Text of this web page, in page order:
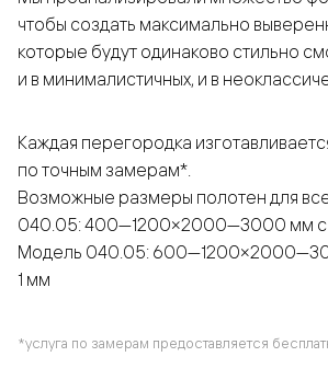
чтобы создать максимально
которые будут одинаково стильно
и в минималистичных, и в
Каждая перегородка
по точным замерам*.
Возможные размеры полотен для
040.05: 400—1200×2000—3000 мм с
Модель 040.05:
1 мм
*услуга по замерам предоставляется